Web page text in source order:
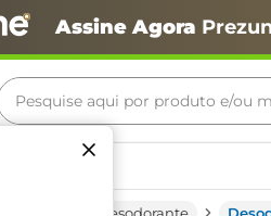
Assine Agora
Pesquise aqui por produto e/ou
Termos mais buscados